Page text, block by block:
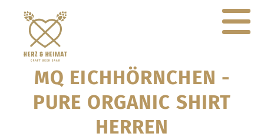
MQ EICHHÖRNCHEN -
PURE ORGANIC SHIRT
HERREN